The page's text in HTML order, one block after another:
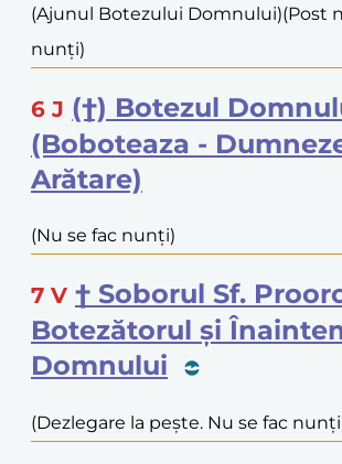
(Ajunul Botezului Domnului)(Post
nunți)
6 J (†) Botezul
(Boboteaza -
Arătare)
(Nu se fac nunți)
7 V † Soborul Sf.
Botezătorul și
Domnului
(Dezlegare la pește. Nu se fac